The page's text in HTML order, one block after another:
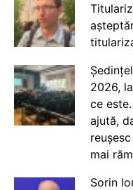
2026,
ce
ajută,
mai
Sorin